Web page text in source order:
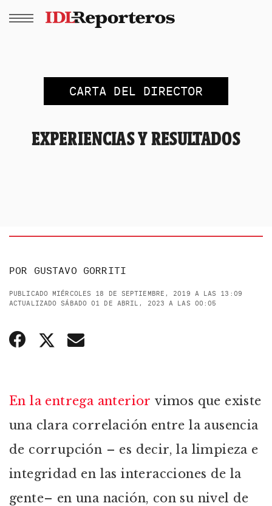
CARTA DEL DIRECTOR
EXPERIENCIAS Y RESULTADOS
POR GUSTAVO GORRITI
PUBLICADO MIÉRCOLES 18 DE SEPTIEMBRE, 2019 A LAS 13:09
ACTUALIZADO SÁBADO 01 DE ABRIL, 2023 A LAS 00:05
En la entrega anterior vimos que existe
una clara correlación entre la ausencia
de corrupción – es decir, la limpieza e
integridad en las interacciones de la
gente– en una nación, con su nivel de